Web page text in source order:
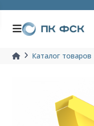
Каталог товаров